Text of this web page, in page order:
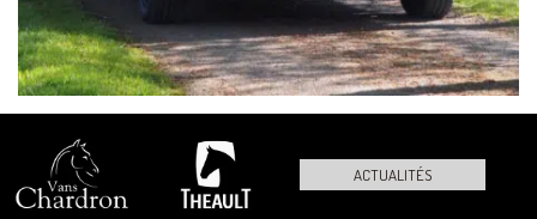
ACTUALITÉS